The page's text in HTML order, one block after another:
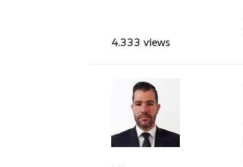
4.333 views